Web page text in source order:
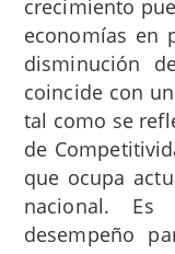
crecimiento
economías en
disminución
coincide con
tal como se
de
que ocupa
nacional.
desempeño